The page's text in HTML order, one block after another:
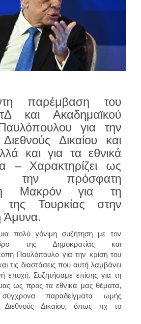
παρέμβαση του
και Ακαδημαϊκού
για την
Δικαίου και
και για τα εθνικά
– Χαρακτηρίζει ως
την πρόσφατη
Μακρόν για τη
της Τουρκίας στην
Άμυνα.
πολύ γόνιμη συζήτηση με τον
της Δημοκρατίας και
Παυλόπουλο για την κρίση του
τις διαστάσεις που αυτή λαμβάνει
εποχή. Συζητήσαμε επίσης για τη
ως προς τα εθνικά μας θέματα,
παραδείγματα ωμής
Διεθνούς Δικαίου, όπως πχ το